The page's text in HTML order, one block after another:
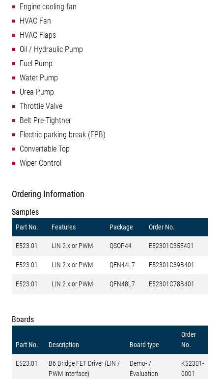
Engine cooling fan
HVAC Fan
HVAC Flaps
Oil / Hydraulic Pump
Fuel Pump
Water Pump
Urea Pump
Throttle Valve
Belt Pre-Tightner
Electric parking break (EPB)
Convertable Top
Wiper Control
Ordering Information
Samples
Part No. Features Package Order No.
E523.01 LIN 2.x or PWM QSOP44 E52301C35E401
E523.01 LIN 2.x or PWM QFN44L7 E52301C39B401
E523.01 LIN 2.x or PWM QFN48L7 E52301C78B401
Boards
Part No. Description Board type
Order
No.
E523.01
B6 Bridge FET Driver (LIN /
PWM Interface)
Demo- /
Evaluation
K52301-
0001